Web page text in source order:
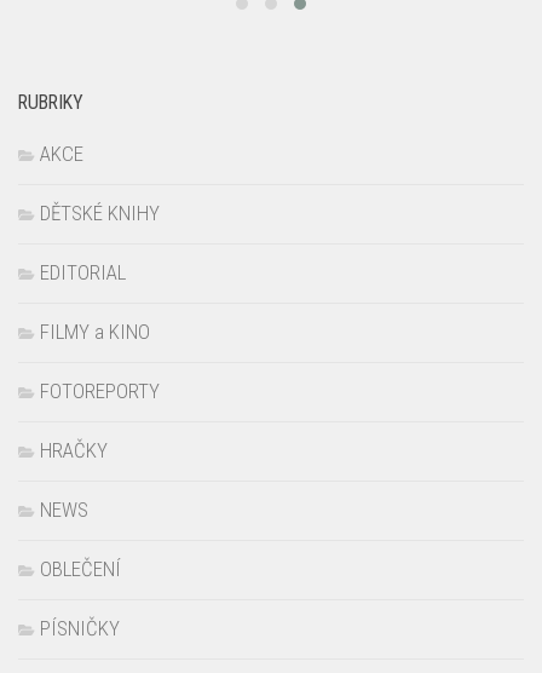
RUBRIKY
AKCE
DĚTSKÉ KNIHY
EDITORIAL
FILMY a KINO
FOTOREPORTY
HRAČKY
NEWS
OBLEČENÍ
PÍSNIČKY